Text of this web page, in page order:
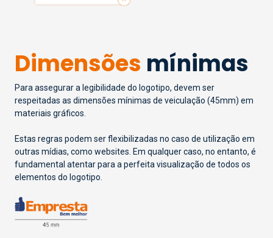
Dimensões mínimas
Para assegurar a legibilidade do logotipo, devem ser
respeitadas as dimensões mínimas de veiculação (45mm) em
materiais gráficos.
Estas regras podem ser flexibilizadas no caso de utilização em
outras mídias, como websites. Em qualquer caso, no entanto, é
fundamental atentar para a perfeita visualização de todos os
elementos do logotipo.